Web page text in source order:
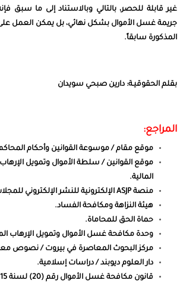
غير قابلة للحصر، بالتالي وبالاستناد إلى ما سبق
جريمة غسل الأموال بشكل نهائي، بل يمكن العمل على
المذكورة سابقاً.
بقلم الحقوقيـة: دارين صبحي سويدان
المراجع:
موقع مقام / موسوعة القوانين وأحكام
موقع القوانين / سلطة الأموال وتمويل الإرهاب /
المالية.
منصة ASJP الإلكترونية للنشر الإلكتروني
هيئة النزاهة ومكافحة الفساد.
حماة الحق للمحاماة.
وحدة مكافحة غسل الأموال وتمويل الإرهاب
مركز البحوث المعاصرة في بيروت / نصوص
دار العلوم ديوبند / دراسات إسلامية.
قانون مكافحة غسل الأموال رقم (20) لسنة 2015م.